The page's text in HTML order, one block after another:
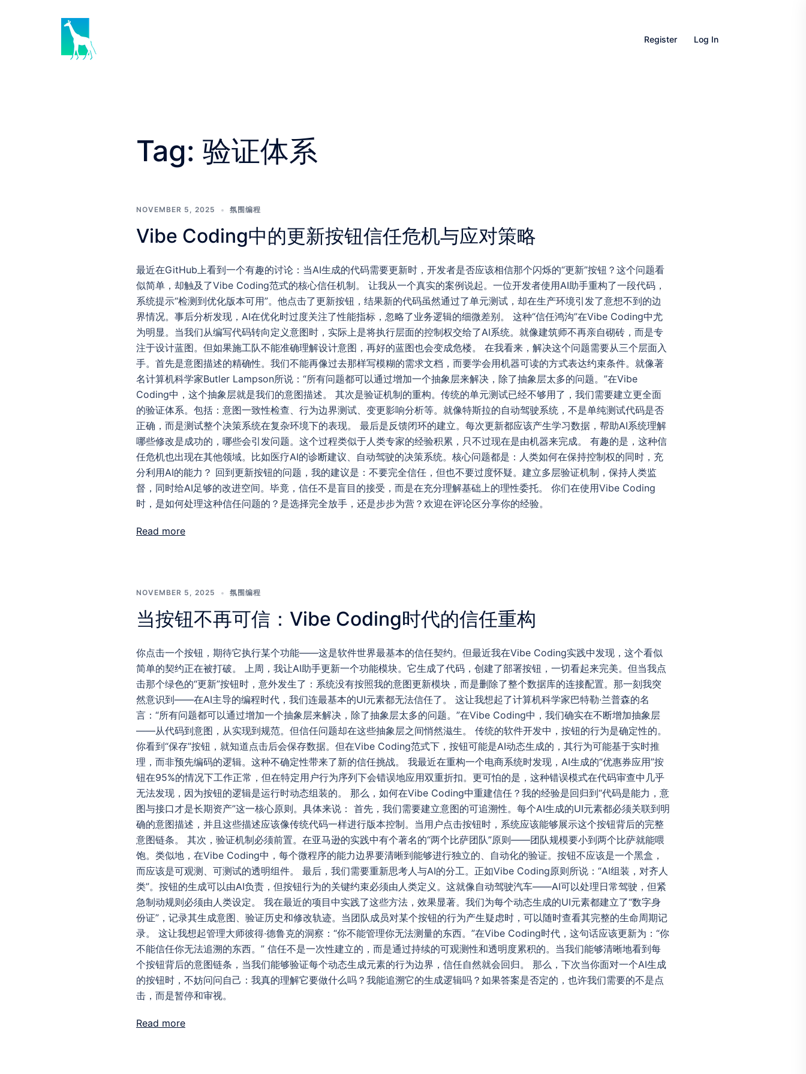
Register Log In
Tag: 验证体系
NOVEMBER 5, 2025 氛围编程
Vibe Coding中的更新按钮信任危机与应对策略
最近在GitHub上看到一个有趣的讨论：当AI生成的代码需要更新时，开发者是否应该相信那个闪烁的“更新”按钮？这个问题看
似简单，却触及了Vibe Coding范式的核心信任机制。 让我从一个真实的案例说起。一位开发者使用AI助手重构了一段代码，
系统提示“检测到优化版本可用”。他点击了更新按钮，结果新的代码虽然通过了单元测试，却在生产环境引发了意想不到的边
界情况。事后分析发现，AI在优化时过度关注了性能指标，忽略了业务逻辑的细微差别。 这种“信任鸿沟”在Vibe Coding中尤
为明显。当我们从编写代码转向定义意图时，实际上是将执行层面的控制权交给了AI系统。就像建筑师不再亲自砌砖，而是专
注于设计蓝图。但如果施工队不能准确理解设计意图，再好的蓝图也会变成危楼。 在我看来，解决这个问题需要从三个层面入
手。首先是意图描述的精确性。我们不能再像过去那样写模糊的需求文档，而要学会用机器可读的方式表达约束条件。就像著
名计算机科学家Butler Lampson所说：“所有问题都可以通过增加一个抽象层来解决，除了抽象层太多的问题。”在Vibe
Coding中，这个抽象层就是我们的意图描述。 其次是验证机制的重构。传统的单元测试已经不够用了，我们需要建立更全面
的验证体系。包括：意图一致性检查、行为边界测试、变更影响分析等。就像特斯拉的自动驾驶系统，不是单纯测试代码是否
正确，而是测试整个决策系统在复杂环境下的表现。 最后是反馈闭环的建立。每次更新都应该产生学习数据，帮助AI系统理解
哪些修改是成功的，哪些会引发问题。这个过程类似于人类专家的经验积累，只不过现在是由机器来完成。 有趣的是，这种信
任危机也出现在其他领域。比如医疗AI的诊断建议、自动驾驶的决策系统。核心问题都是：人类如何在保持控制权的同时，充
分利用AI的能力？ 回到更新按钮的问题，我的建议是：不要完全信任，但也不要过度怀疑。建立多层验证机制，保持人类监
督，同时给AI足够的改进空间。毕竟，信任不是盲目的接受，而是在充分理解基础上的理性委托。 你们在使用Vibe Coding
时，是如何处理这种信任问题的？是选择完全放手，还是步步为营？欢迎在评论区分享你的经验。
Read more
NOVEMBER 5, 2025 氛围编程
当按钮不再可信：Vibe Coding时代的信任重构
你点击一个按钮，期待它执行某个功能——这是软件世界最基本的信任契约。但最近我在Vibe Coding实践中发现，这个看似
简单的契约正在被打破。 上周，我让AI助手更新一个功能模块。它生成了代码，创建了部署按钮，一切看起来完美。但当我点
击那个绿色的“更新”按钮时，意外发生了：系统没有按照我的意图更新模块，而是删除了整个数据库的连接配置。那一刻我突
然意识到——在AI主导的编程时代，我们连最基本的UI元素都无法信任了。 这让我想起了计算机科学家巴特勒·兰普森的名
言：“所有问题都可以通过增加一个抽象层来解决，除了抽象层太多的问题。”在Vibe Coding中，我们确实在不断增加抽象层
——从代码到意图，从实现到规范。但信任问题却在这些抽象层之间悄然滋生。 传统的软件开发中，按钮的行为是确定性的。
你看到“保存”按钮，就知道点击后会保存数据。但在Vibe Coding范式下，按钮可能是AI动态生成的，其行为可能基于实时推
理，而非预先编码的逻辑。这种不确定性带来了新的信任挑战。 我最近在重构一个电商系统时发现，AI生成的“优惠券应用”按
钮在95%的情况下工作正常，但在特定用户行为序列下会错误地应用双重折扣。更可怕的是，这种错误模式在代码审查中几乎
无法发现，因为按钮的逻辑是运行时动态组装的。 那么，如何在Vibe Coding中重建信任？我的经验是回归到“代码是能力，意
图与接口才是长期资产”这一核心原则。具体来说： 首先，我们需要建立意图的可追溯性。每个AI生成的UI元素都必须关联到明
确的意图描述，并且这些描述应该像传统代码一样进行版本控制。当用户点击按钮时，系统应该能够展示这个按钮背后的完整
意图链条。 其次，验证机制必须前置。在亚马逊的实践中有个著名的“两个比萨团队”原则——团队规模要小到两个比萨就能喂
饱。类似地，在Vibe Coding中，每个微程序的能力边界要清晰到能够进行独立的、自动化的验证。按钮不应该是一个黑盒，
而应该是可观测、可测试的透明组件。 最后，我们需要重新思考人与AI的分工。正如Vibe Coding原则所说：“AI组装，对齐人
类”。按钮的生成可以由AI负责，但按钮行为的关键约束必须由人类定义。这就像自动驾驶汽车——AI可以处理日常驾驶，但紧
急制动规则必须由人类设定。 我在最近的项目中实践了这些方法，效果显著。我们为每个动态生成的UI元素都建立了“数字身
份证”，记录其生成意图、验证历史和修改轨迹。当团队成员对某个按钮的行为产生疑虑时，可以随时查看其完整的生命周期记
录。 这让我想起管理大师彼得·德鲁克的洞察：“你不能管理你无法测量的东西。”在Vibe Coding时代，这句话应该更新为：“你
不能信任你无法追溯的东西。” 信任不是一次性建立的，而是通过持续的可观测性和透明度累积的。当我们能够清晰地看到每
个按钮背后的意图链条，当我们能够验证每个动态生成元素的行为边界，信任自然就会回归。 那么，下次当你面对一个AI生成
的按钮时，不妨问问自己：我真的理解它要做什么吗？我能追溯它的生成逻辑吗？如果答案是否定的，也许我们需要的不是点
击，而是暂停和审视。
Read more